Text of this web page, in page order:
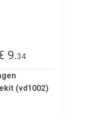
9.34
(vd1002)